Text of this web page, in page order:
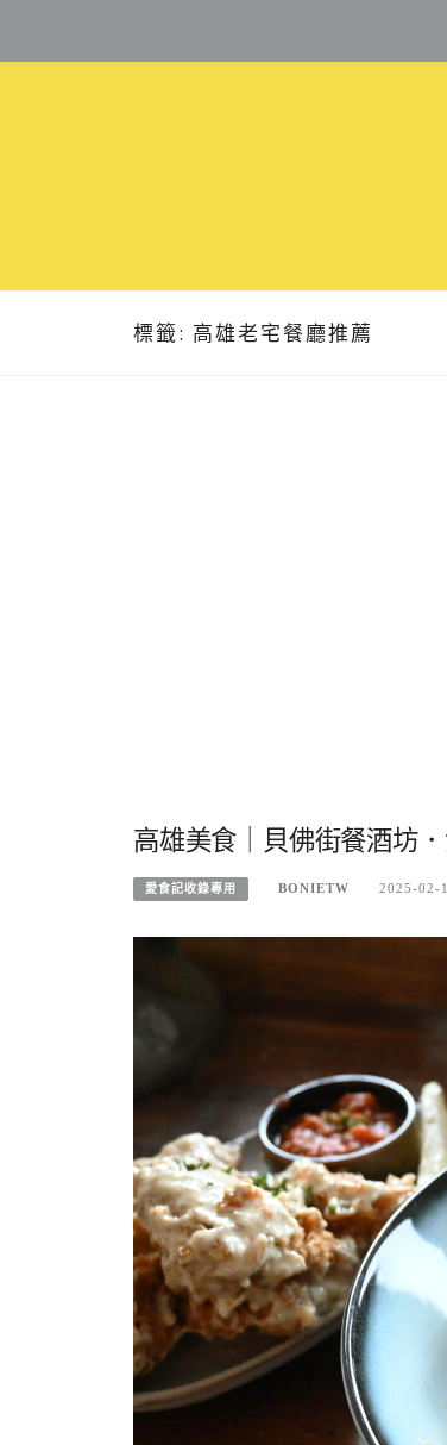
content
標籤: 高雄老宅餐廳推薦
高雄美食｜貝佛街餐酒坊
愛食記收錄專用 BONIETW 2025-02-